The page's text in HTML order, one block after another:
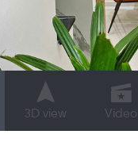
3D view Video